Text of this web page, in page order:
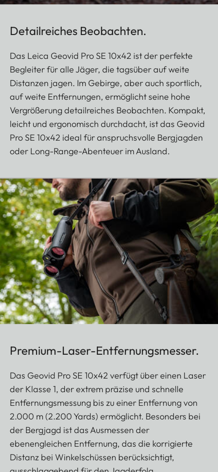
Detailreiches Beobachten.
Das Leica Geovid Pro SE 10x42 ist der perfekte
Begleiter für alle Jäger, die tagsüber auf weite
Distanzen jagen. Im Gebirge, aber auch sportlich,
auf weite Entfernungen, ermöglicht seine hohe
Vergrößerung detailreiches Beobachten. Kompakt,
leicht und ergonomisch durchdacht, ist das Geovid
Pro SE 10x42 ideal für anspruchsvolle Bergjagden
oder Long-Range-Abenteuer im Ausland.
Premium-Laser-Entfernungsmesser.
Das Geovid Pro SE 10x42 verfügt über einen Laser
der Klasse 1, der extrem präzise und schnelle
Entfernungsmessung bis zu einer Entfernung von
2.000 m (2.200 Yards) ermöglicht. Besonders bei
der Bergjagd ist das Ausmessen der
ebenengleichen Entfernung, das die korrigierte
Distanz bei Winkelschüssen berücksichtigt,